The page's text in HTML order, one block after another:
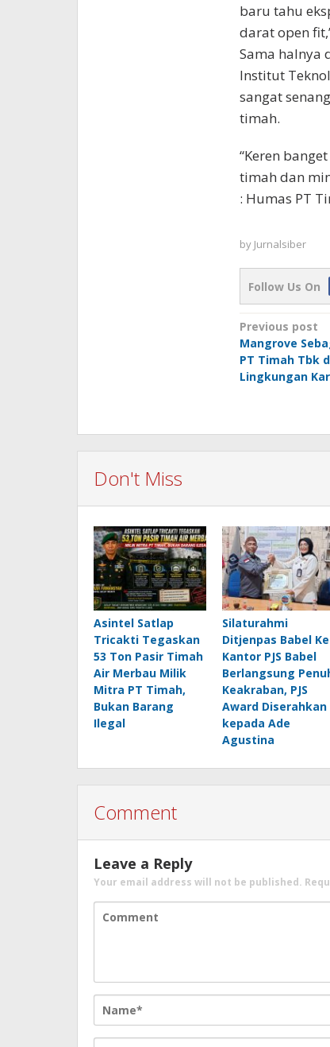
baru tahu
darat open
Sama halnya
Institut
sangat
timah.
“Keren
timah dan
: Humas PT
by Jurnalsiber
Follow Us On
Post
Previous post
Mangrove
PT Timah Tbk
Lingkungan
Don't Miss
Asintel Satlap
Tricakti Tegaskan
53 Ton Pasir Timah
Air Merbau Milik
Mitra PT Timah,
Bukan Barang
Ilegal
Silaturahmi
Ditjenpas Babel Ke
Kantor PJS Babel
Berlangsung
Keakraban, PJS
Award Diserahkan
kepada Ade
Agustina
Comment
Leave a Reply
Your email address will not be published.